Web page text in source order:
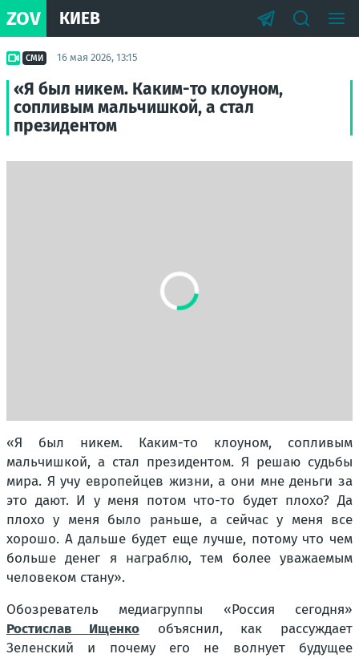
ZOV КИЕВ
СМИ 16 мая 2026, 13:15
«Я был никем. Каким-то клоуном,
сопливым мальчишкой, а стал
президентом
«Я был никем. Каким-то клоуном, сопливым
мальчишкой, а стал президентом. Я решаю судьбы
мира. Я учу европейцев жизни, а они мне деньги за
это дают. И у меня потом что-то будет плохо? Да
плохо у меня было раньше, а сейчас у меня все
хорошо. А дальше будет еще лучше, потому что чем
больше денег я награблю, тем более уважаемым
человеком стану».
Обозреватель медиагруппы «Россия сегодня»
Ростислав Ищенкообъяснил, как рассуждает
Зеленский и почему его не волнует будущее